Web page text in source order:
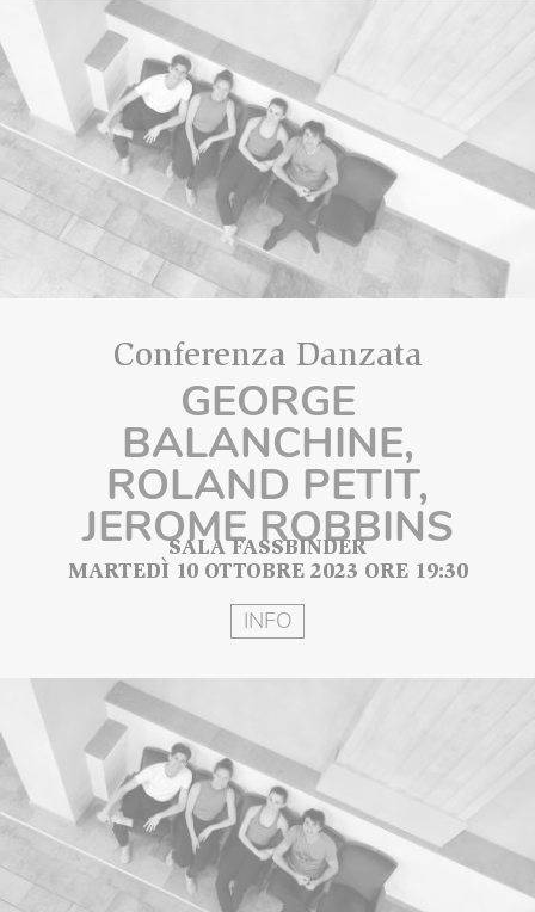
Conferenza Danzata
GEORGE
BALANCHINE,
ROLAND PETIT,
JEROME ROBBINS
SALA FASSBINDER
MARTEDÌ 10 OTTOBRE 2023 ORE 19:30
INFO